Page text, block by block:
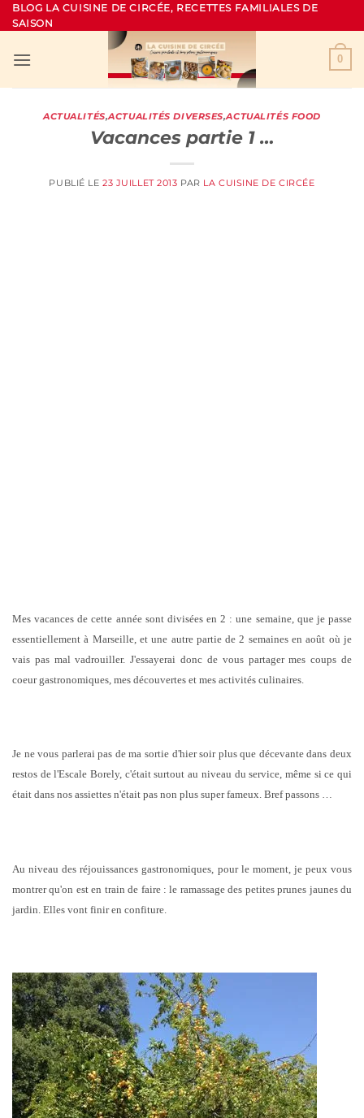
Passer
au
BLOG LA CUISINE DE CIRCÉE, RECETTES FAMILIALES DE
SAISON
0
ACTUALITÉS,ACTUALITÉS DIVERSES,ACTUALITÉS FOOD
Vacances partie 1 …
PUBLIÉ LE23 JUILLET 2013 PAR LA CUISINE DE CIRCÉE
Mes vacances de cette année sont divisées en 2 : une semaine, que je passe
essentiellement à Marseille, et une autre partie de 2 semaines en août où je
vais pas mal vadrouiller. J'essayerai donc de vous partager mes coups de
coeur gastronomiques, mes découvertes et mes activités culinaires.
Je ne vous parlerai pas de ma sortie d'hier soir plus que décevante dans deux
restos de l'Escale Borely, c'était surtout au niveau du service, même si ce qui
était dans nos assiettes n'était pas non plus super fameux. Bref passons …
Au niveau des réjouissances gastronomiques, pour le moment, je peux vous
montrer qu'on est en train de faire : le ramassage des petites prunes jaunes du
jardin. Elles vont finir en confiture.